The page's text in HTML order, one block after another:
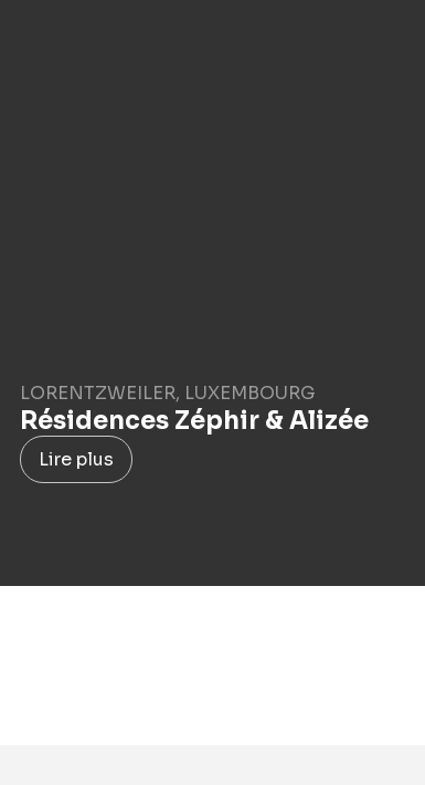
LORENTZWEILER, LUXEMBOURG
Résidences Zéphir & Alizée
Lire plus